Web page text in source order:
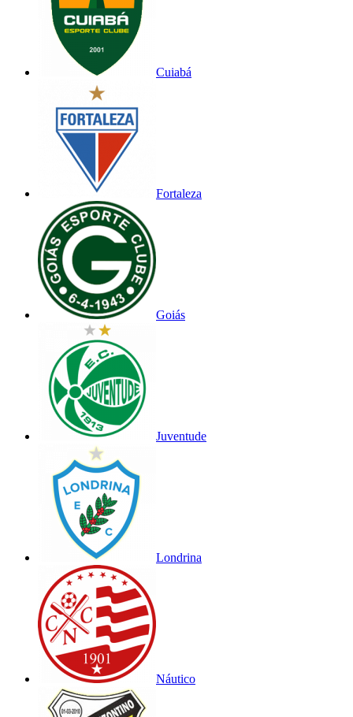
Cuiabá
Fortaleza
Goiás
Juventude
Londrina
Náutico